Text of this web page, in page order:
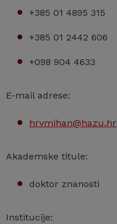
+385 01 4895 315
+385 01 2442 606
+098 904 4633
E-mail adrese:
hrvmihan@hazu.hr
Akademske titule:
doktor znanosti
Institucije: